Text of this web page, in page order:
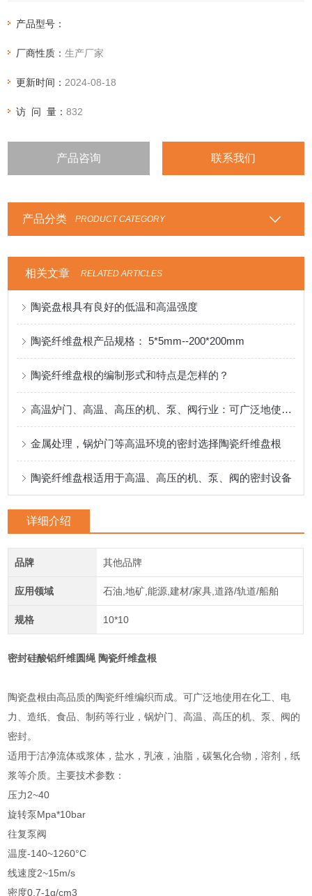
机、泵、阀的密封。
剂，纸浆等介质。
产品型号：
厂商性质：生产厂家
更新时间： 2024-08-18
访 问 量：832
产品咨询 联系我们
产品分类 PRODUCT CATEGORY
相关文章 RELATED ARTICLES
陶瓷盘根具有良好的低温和高温强度
陶瓷纤维盘根产品规格： 5*5mm--200*200mm
陶瓷纤维盘根的编制形式和特点是怎样的？
高温炉门、高温、高压的机、泵、阀行业：可广泛地使用陶瓷纤维盘根
金属处理，锅炉门等高温环境的密封选择陶瓷纤维盘根
陶瓷纤维盘根适用于高温、高压的机、泵、阀的密封设备
详细介绍
品牌 其他品牌
应用领域 石油,地矿,能源,建材/家具,道路/轨道/船舶
规格 10*10
密封硅酸铝纤维圆绳 陶瓷纤维盘根
陶瓷盘根由高品质的陶瓷纤维编织而成。可广泛地使用在化工、电
力、造纸、食品、制药等行业，锅炉门、高温、高压的机、泵、阀的
密封。
适用于洁净流体或浆体，盐水，乳液，油脂，碳氢化合物，溶剂，纸
浆等介质。主要技术参数：
压力2~40
旋转泵Mpa*10bar
往复泵阀
温度-140~1260°C
线速度2~15m/s
密度0.7-1g/cm3